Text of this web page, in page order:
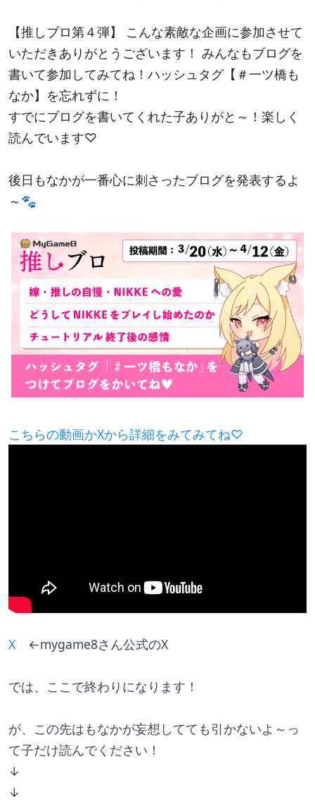
【推しブロ第４弾】 こんな素敵な企画に参加させて
いただきありがとうございます！ みんなもブログを
書いて参加してみてね！ハッシュタグ【＃一ツ橋も
なか】を忘れずに！
すでにブログを書いてくれた子ありがと～！楽しく
読んでいます♡
後日もなかが一番心に刺さったブログを発表するよ
～🐾
こちらの動画かXから詳細をみてみてね♡
X ←mygame8さん公式のX
では、ここで終わりになります！
が、この先はもなかが妄想してても引かないよ～っ
て子だけ読んでください！
↓
↓